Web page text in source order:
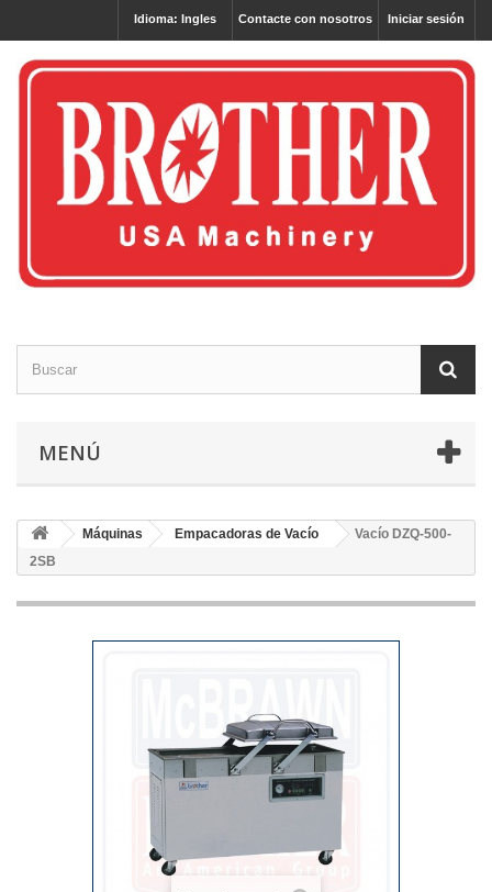
Iniciar sesión
Contacte con nosotros
Idioma: Ingles
MENÚ
Máquinas Empacadoras de Vacío
Vacío DZQ-500-
2SB